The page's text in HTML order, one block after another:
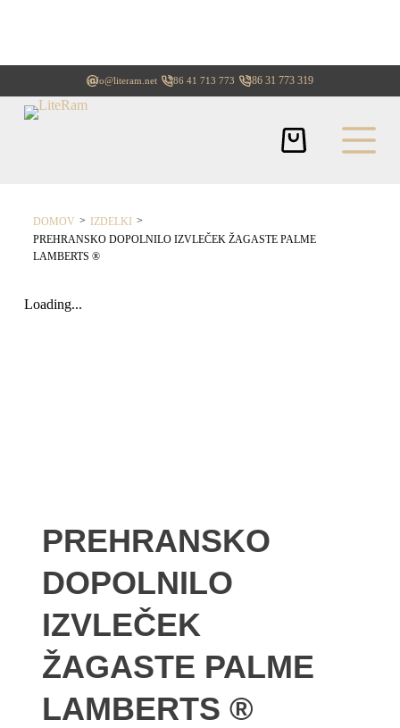
info@literam.net +386 41 713 773 +386 31 773 319
DOMOV > IZDELKI >
PREHRANSKO DOPOLNILO IZVLEČEK ŽAGASTE PALME
LAMBERTS ®
Loading...
PREHRANSKO
DOPOLNILO
IZVLEČEK
ŽAGASTE PALME
LAMBERTS ®